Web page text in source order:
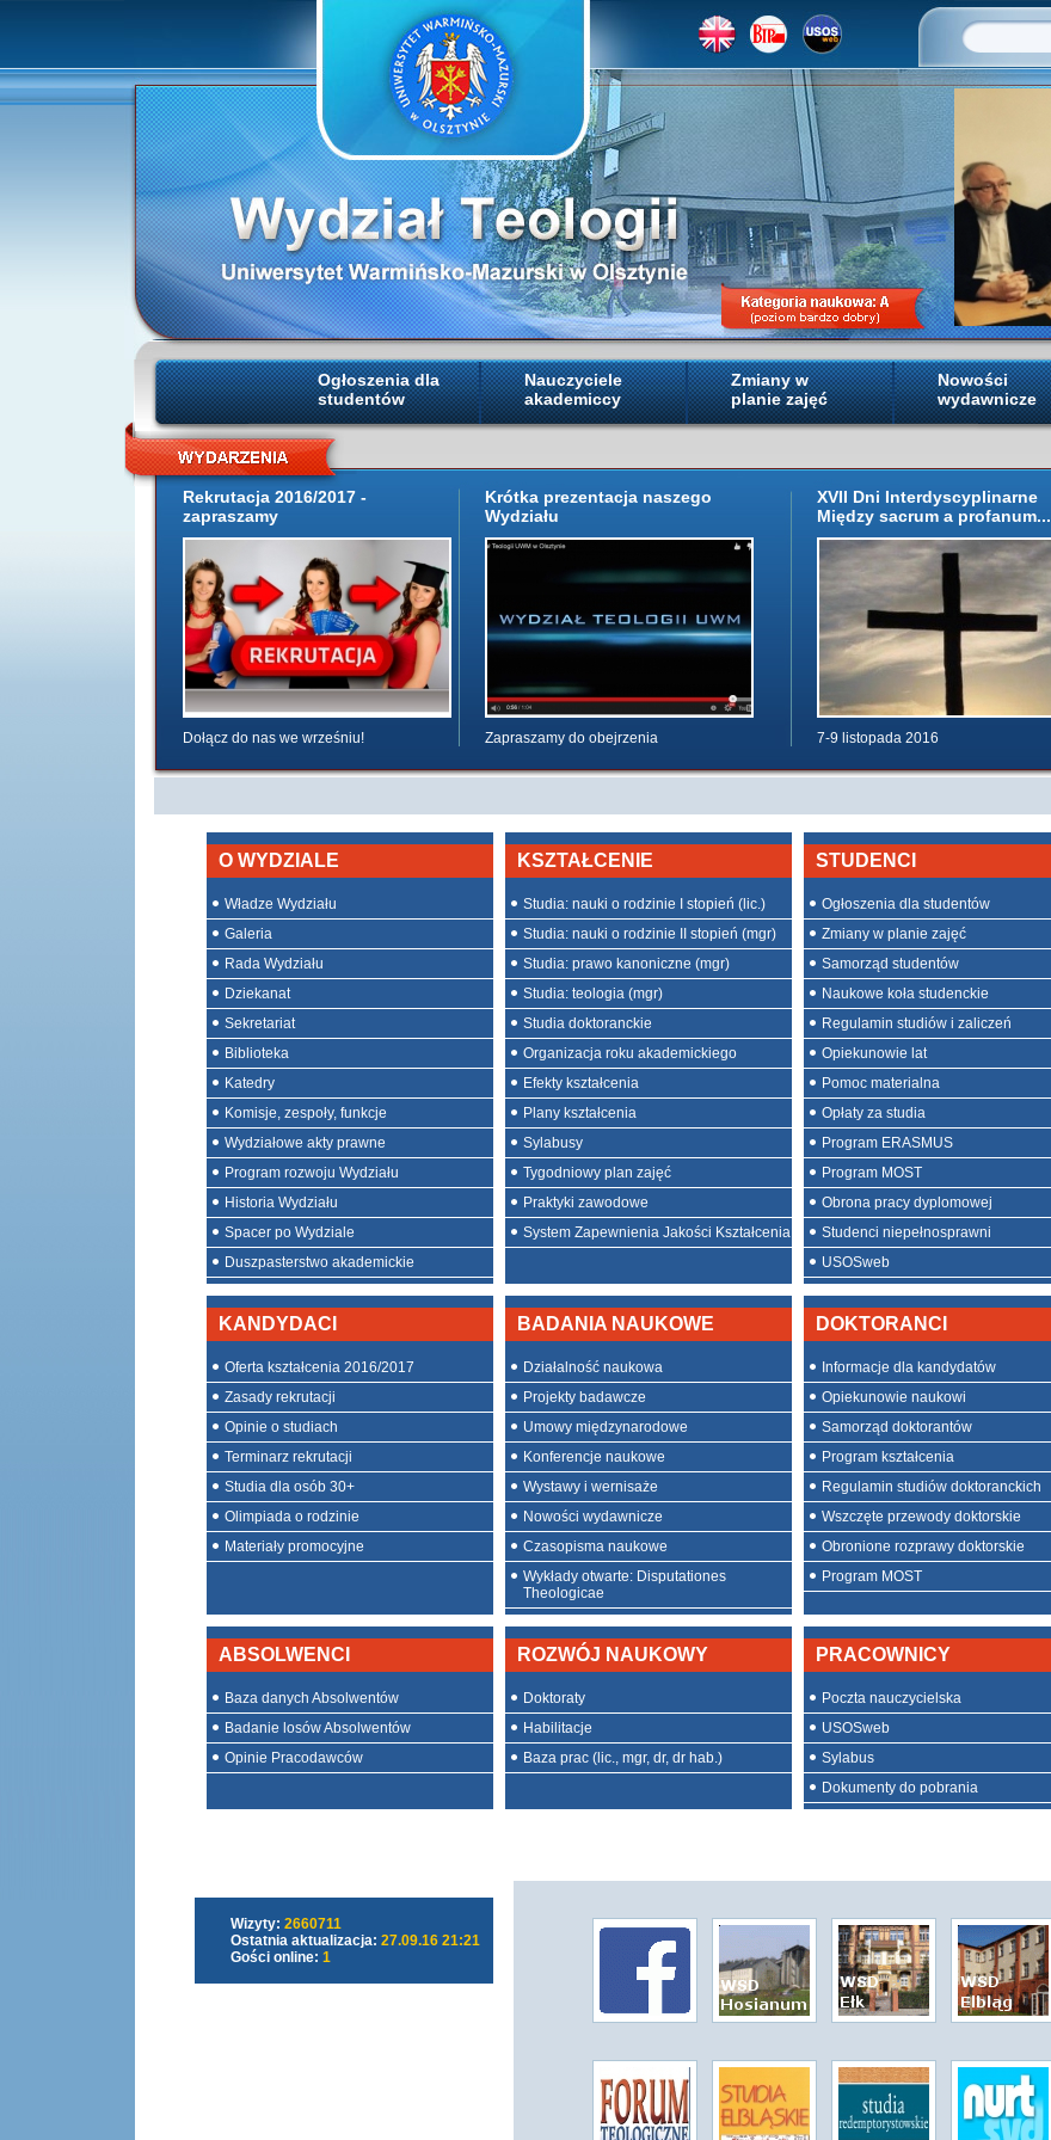
Ogłoszenia dla
studentów
Nauczyciele
akademiccy
Zmiany w
planie zajęć
Nowości
wydawnicze
Rekrutacja 2016/2017 -
zapraszamy
Dołącz do nas we wrześniu!
Krótka prezentacja naszego
Wydziału
Zapraszamy do obejrzenia
XVII Dni Interdyscyplinarne
Między sacrum a profanum...
7-9 listopada 2016
O WYDZIALE
Władze Wydziału
Galeria
Rada Wydziału
Dziekanat
Sekretariat
Biblioteka
Katedry
Komisje, zespoły, funkcje
Wydziałowe akty prawne
Program rozwoju Wydziału
Historia Wydziału
Spacer po Wydziale
Duszpasterstwo akademickie
KSZTAŁCENIE
Studia: nauki o rodzinie I stopień (lic.)
Studia: nauki o rodzinie II stopień (mgr)
Studia: prawo kanoniczne (mgr)
Studia: teologia (mgr)
Studia doktoranckie
Organizacja roku akademickiego
Efekty kształcenia
Plany kształcenia
Sylabusy
Tygodniowy plan zajęć
Praktyki zawodowe
System Zapewnienia Jakości Kształcenia
STUDENCI
Ogłoszenia dla studentów
Zmiany w planie zajęć
Samorząd studentów
Naukowe koła studenckie
Regulamin studiów i zaliczeń
Opiekunowie lat
Pomoc materialna
Opłaty za studia
Program ERASMUS
Program MOST
Obrona pracy dyplomowej
Studenci niepełnosprawni
USOSweb
KANDYDACI
Oferta kształcenia 2016/2017
Zasady rekrutacji
Opinie o studiach
Terminarz rekrutacji
Studia dla osób 30+
Olimpiada o rodzinie
Materiały promocyjne
BADANIA NAUKOWE
Działalność naukowa
Projekty badawcze
Umowy międzynarodowe
Konferencje naukowe
Wystawy i wernisaże
Nowości wydawnicze
Czasopisma naukowe
Wykłady otwarte: Disputationes
Theologicae
DOKTORANCI
Informacje dla kandydatów
Opiekunowie naukowi
Samorząd doktorantów
Program kształcenia
Regulamin studiów doktoranckich
Wszczęte przewody doktorskie
Obronione rozprawy doktorskie
Program MOST
ABSOLWENCI
Baza danych Absolwentów
Badanie losów Absolwentów
Opinie Pracodawców
ROZWÓJ NAUKOWY
Doktoraty
Habilitacje
Baza prac (lic., mgr, dr, dr hab.)
PRACOWNICY
Poczta nauczycielska
USOSweb
Sylabus
Dokumenty do pobrania
Wizyty: 2660711
Ostatnia aktualizacja: 27.09.16 21:21
Gości online: 1